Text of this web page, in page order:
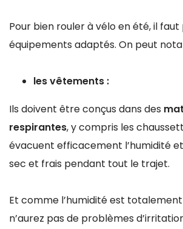
Pour bien rouler à vélo en été, il
équipements adaptés. On peut
les vêtements :
Ils doivent être conçus dans des
respirantes, y compris les
évacuent efficacement l’humidité
sec et frais pendant tout le trajet.
Et comme l’humidité est
n’aurez pas de problèmes